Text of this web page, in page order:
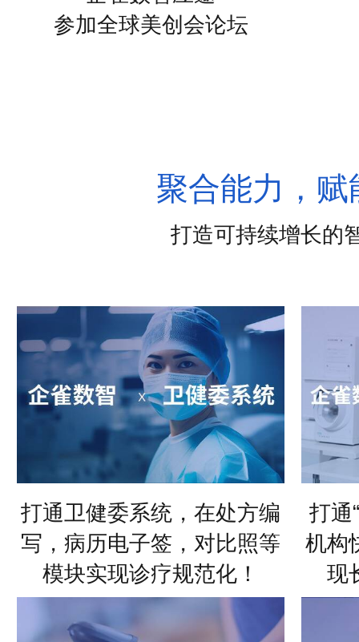
参加全球美创会论坛
聚合能力，赋
打造可持续增长的
打通卫健委系统，在处方编
写，病历电子签，对比照等
模块实现诊疗规范化！
打通
机构
现